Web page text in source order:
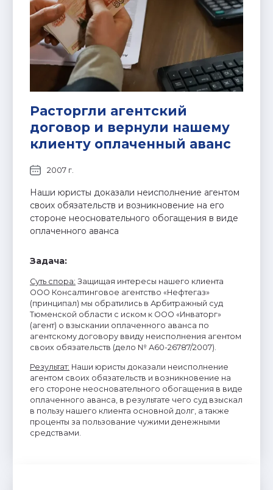
Расторгли агентский
договор и вернули нашему
клиенту оплаченный аванс
Наши юристы доказали неисполнение агентом
своих обязательств и возникновение на его
стороне неосновательного обогащения в виде
оплаченного аванса
2007 г.
Задача:
Суть спора: Защищая интересы нашего клиента
ООО Консалтинговое агентство «Нефтегаз»
(принципал) мы обратились в Арбитражный суд
Тюменской области с иском к ООО «Инваторг»
(агент) о взыскании оплаченного аванса по
агентскому договору ввиду неисполнения агентом
своих обязательств (дело № А60-26787/2007).
Результат: Наши юристы доказали неисполнение
агентом своих обязательств и возникновение на
его стороне неосновательного обогащения в виде
оплаченного аванса, в результате чего суд взыскал
в пользу нашего клиента основной долг, а также
проценты за пользование чужими денежными
средствами.